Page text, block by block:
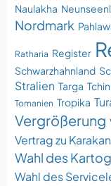
Naulakha
Nordmark
Ratharia Register
Schwarzhahnland
Stralien Targa
Tomanien Tropika
Vergrößerung
Vertrag zu
Wahl des
Wahl des